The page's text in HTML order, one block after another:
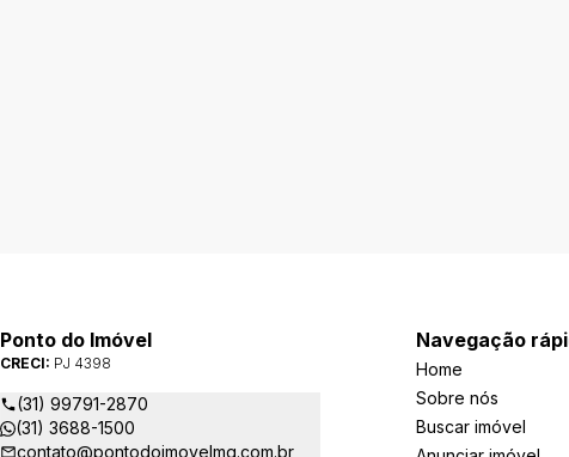
Ponto do Imóvel
CRECI: PJ 4398
(31) 99791-2870
(31) 3688-1500
contato@pontodoimovelmg.com.br
Navegação
Home
Sobre nós
Buscar imóvel